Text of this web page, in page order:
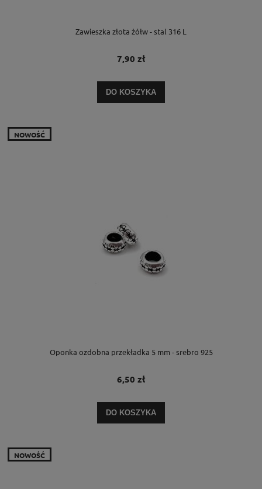
Zawieszka złota żółw - stal 316 L
7,90 zł
DO KOSZYKA
Oponka ozdobna przekładka 5 mm - srebro 925
6,50 zł
DO KOSZYKA
NOWOŚĆ
NOWOŚĆ